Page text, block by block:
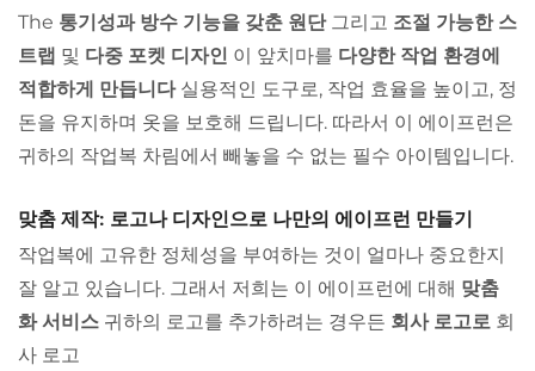
The 통기성과 방수 기능을 갖춘 원단 그리고 조절 가능한 스
트랩 및 다중 포켓 디자인 이 앞치마를 다양한 작업 환경에
적합하게 만듭니다 실용적인 도구로, 작업 효율을 높이고, 정
돈을 유지하며 옷을 보호해 드립니다. 따라서 이 에이프런은
귀하의 작업복 차림에서 빼놓을 수 없는 필수 아이템입니다.
맞춤 제작: 로고나 디자인으로 나만의 에이프런 만들기
작업복에 고유한 정체성을 부여하는 것이 얼마나 중요한지
잘 알고 있습니다. 그래서 저희는 이 에이프런에 대해 맞춤
화 서비스 귀하의 로고를 추가하려는 경우든 회사 로고로 회
사 로고